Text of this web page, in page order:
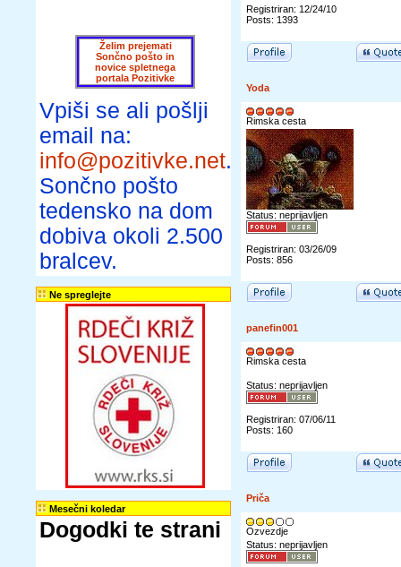
Želim prejemati
Sončno pošto in
novice spletnega
portala Pozitivke
Vpiši se ali pošlji
email na:
info@pozitivke.net.
Sončno pošto
tedensko na dom
dobiva okoli 2.500
bralcev.
Ne spreglejte
Mesečni koledar
Dogodki te strani
Registriran: 12/24/10
Posts: 1393
Yoda
Rimska cesta
Status: neprijavljen
Registriran: 03/26/09
Posts: 856
panefin001
Rimska cesta
Status: neprijavljen
Registriran: 07/06/11
Posts: 160
Priča
Ozvezdje
Status: neprijavljen